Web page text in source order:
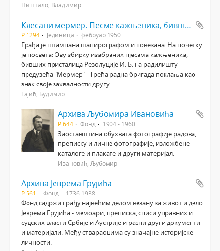
Пиштало, Владимир
Клесани мермер. Песме кажњеника, бивших присталица Резолуције Информбироа
Р 1294 Јединица фебруар 1950
Грађа је штампана шапирографом и повезана. На почетку
је посвета: Ову збирку изабраних пјесама кажњеника,
бивших присталица Резолуције И. Б. на радилишту
предузећа "Мермер" - Трећа радна бригада поклања као
знак своје захвалности другу, ...
Гајић, Будимир
Архива Љубомира Ивановића
Р 644 Фонд 1904 - 1960
Заоставштина обухвата фотографије радова,
преписку и личне фотографије, изложбене
каталоге и плакате и други материјал.
Ивановић, Љубомир
Архива Јеврема Грујића
Р 561 Фонд 1736-1938
Фонд садржи грађу највећим делом везану за живот и дело
Јеврема Грујића - мемоари, преписка, списи управних и
судских власти Србије и Аустрије и разни други документи
и материјали. Међу ствараоцима су значајне историјске
личности.